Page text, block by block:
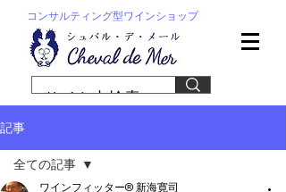
コンサルティング型ワインショップ
記事
全ての記事
ワインフィッター® 新海寛司